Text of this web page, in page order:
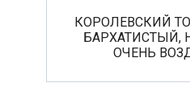
КОРОЛЕВСКИЙ
БАРХАТИСТЫЙ,
ОЧЕНЬ